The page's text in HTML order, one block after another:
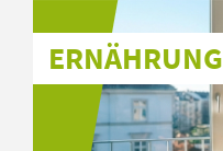
ERNÄHRUNG